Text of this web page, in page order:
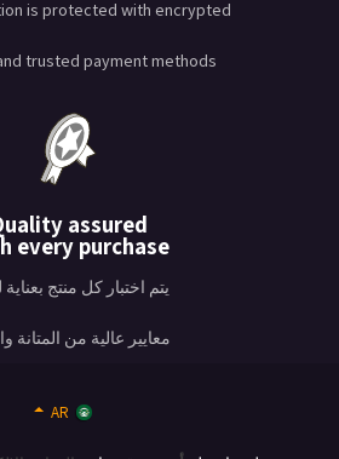
is protected with encrypted
trusted payment methods.
assured
every purchase
يتم اختبار كل منتج بعناية
معايير عالية من المتانة
AR